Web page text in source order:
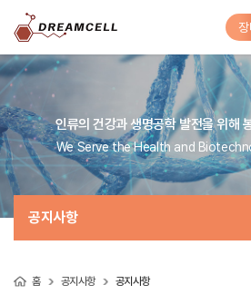
인류의 건강과 생명공학 발전을 위해
We Serve the Health and
공지사항
홈 공지사항 공지사항